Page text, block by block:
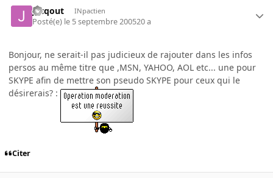
jacqout INpactien
Posté(e) le 5 septembre 200520 a
Bonjour, ne serait-il pas judicieux de rajouter dans les infos
persos au même titre que ,MSN, YAHOO, AOL etc... une pour
SKYPE afin de mettre son pseudo SKYPE pour ceux qui le
désirerais? :
Citer